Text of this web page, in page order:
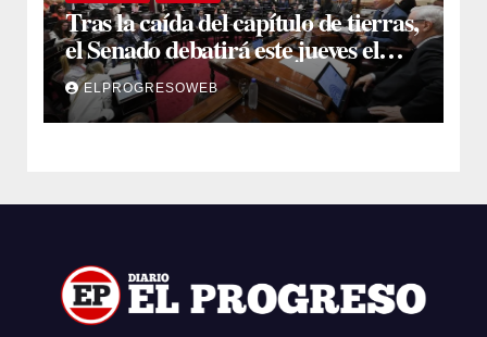
Tras la caída del capítulo de tierras,
el Senado debatirá este jueves el
proyecto sobre propiedad privada
ELPROGRESOWEB